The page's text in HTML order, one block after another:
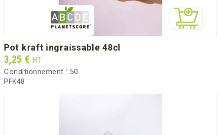
pot kraft ingraissable 48cl
Prix
3,25 € HT
Conditionnement : 50
PFK48